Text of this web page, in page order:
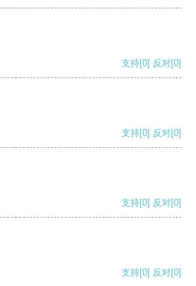
支持[0] 反对[0]
支持[0] 反对[0]
支持[0] 反对[0]
支持[0] 反对[0]